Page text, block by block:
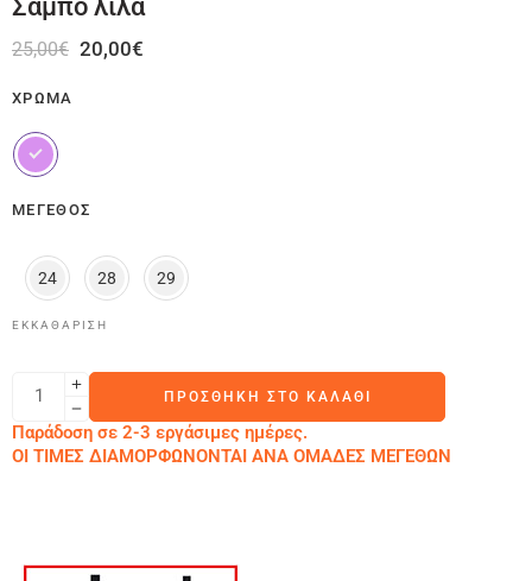
Σαμπό λιλά
25,00€ 20,00€
ΧΡΏΜΑ
ΜΈΓΕΘΟΣ
24 28 29
ΕΚΚΑΘΆΡΙΣΗ
ΠΡΟΣΘΉΚΗ ΣΤΟ ΚΑΛΆΘΙ
Παράδοση σε 2-3 εργάσιμες ημέρες.
ΟΙ ΤΙΜΕΣ ΔΙΑΜΟΡΦΩΝΟΝΤΑΙ ΑΝΑ ΟΜΑΔΕΣ ΜΕΓΕΘΩΝ